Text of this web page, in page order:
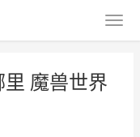
魔兽世界